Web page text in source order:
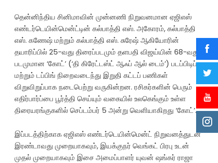
தென்னிந்திய சினிமாவின் முன்னணி நிறுவனமான ஏஜிஎஸ்
எண்டர்டெயின்மென்ட்டின் கல்பாத்தி எஸ். அகோரம், கல்பாத்தி
எஸ். கணேஷ் மற்றும் கல்பாத்தி எஸ். சுரேஷ் ஆகியோரின்
தயாரிப்பில் 25-வது திரைப்படமும் தளபதி விஜய்யின் 68-வது
படமுமான ‘கோட்’ (‘தி கிரேட்டஸ்ட் ஆஃப் ஆல் டைம்’) படப்பிடிப்பு
மற்றும் டப்பிங் நிறைவடைந்து இறுதி கட்டப் பணிகள்
விறுவிறுப்பாக நடைபெற்று வருகின்றன. ரசிகர்களின் பெரும்
எதிர்பார்ப்பை பூர்த்தி செய்யும் வகையில் உலகெங்கும் உள்ள
திரையரங்குகளில் செப்டம்பர் 5 அன்று வெளியாகிறது ‘கோட்’.
இப்படத்திற்காக ஏஜிஎஸ் எண்டர்டெயின்மென்ட் நிறுவனத்துடன்
இரண்டாவது முறையாகவும், இயக்குநர் வெங்கட் பிரபு உடன்
முதல் முறையாகவும் இசை அமைப்பாளர் யுவன் ஷங்கர் ராஜா